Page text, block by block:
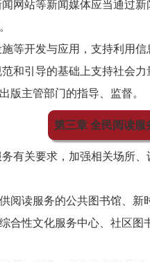
网站等新闻媒体应当通过
等开发与应用，支持利用
和引导的基础上支持社会力
版主管部门的指导、监督。
第三章 全民阅读服
有关要求，加强相关场所
阅读服务的公共图书馆、
合性文化服务中心、社区